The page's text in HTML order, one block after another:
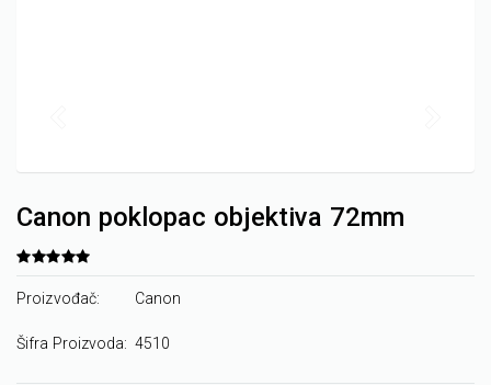
Canon poklopac objektiva 72mm
Proizvođač: Canon
Šifra Proizvoda: 4510